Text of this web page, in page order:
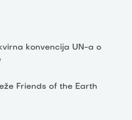
konvencija UN-a o
Friends of the Earth